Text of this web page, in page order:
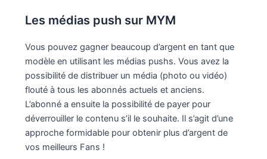
Les médias push sur MYM
Vous pouvez gagner beaucoup d’argent en tant que
modèle en utilisant les médias pushs. Vous avez la
possibilité de distribuer un média (photo ou vidéo)
flouté à tous les abonnés actuels et anciens.
L’abonné a ensuite la possibilité de payer pour
déverrouiller le contenu s’il le souhaite. Il s’agit d’une
approche formidable pour obtenir plus d’argent de
vos meilleurs Fans !